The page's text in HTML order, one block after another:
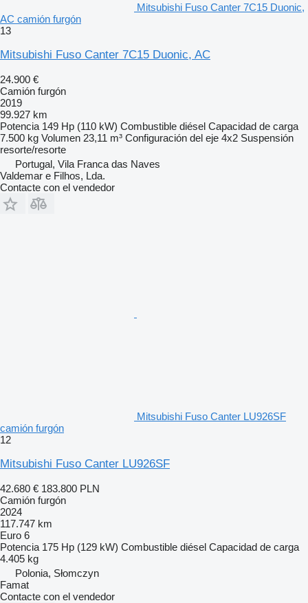
Mitsubishi Fuso Canter 7C15 Duonic,
AC camión furgón
13
Mitsubishi Fuso Canter 7C15 Duonic, AC
24.900 €
Camión furgón
2019
99.927 km
Potencia 149 Hp (110 kW) Combustible diésel Capacidad de carga
7.500 kg Volumen 23,11 m³ Configuración del eje 4x2 Suspensión
resorte/resorte
Portugal, Vila Franca das Naves
Valdemar e Filhos, Lda.
Contacte con el vendedor
Mitsubishi Fuso Canter LU926SF
camión furgón
12
Mitsubishi Fuso Canter LU926SF
42.680 € 183.800 PLN
Camión furgón
2024
117.747 km
Euro 6
Potencia 175 Hp (129 kW) Combustible diésel Capacidad de carga
4.405 kg
Polonia, Słomczyn
Famat
Contacte con el vendedor